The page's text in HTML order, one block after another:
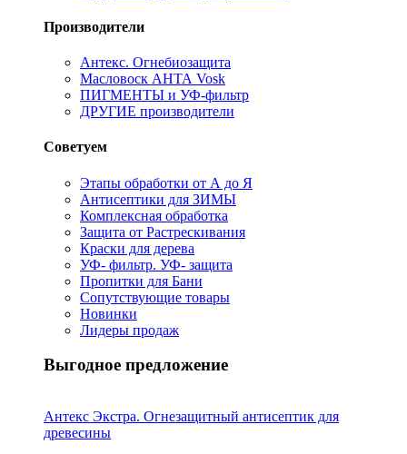
Производители
Антекс. Огнебиозащита
Масловоск АНТА Vosk
ПИГМЕНТЫ и УФ-фильтр
ДРУГИЕ производители
Советуем
Этапы обработки от А до Я
Антисептики для ЗИМЫ
Комплексная обработка
Защита от Растрескивания
Краски для дерева
УФ- фильтр. УФ- защита
Пропитки для Бани
Сопутствующие товары
Новинки
Лидеры продаж
Выгодное предложение
Антекс Экстра. Огнезащитный антисептик для
древесины